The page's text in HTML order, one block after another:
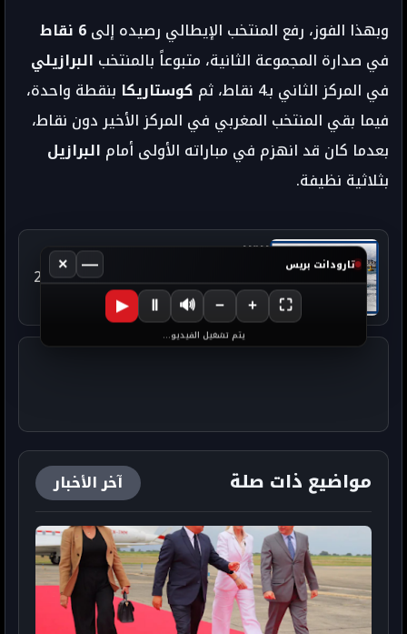
وبهذا الفوز، رفع المنتخب الإيطالي رصيده إلى6 نقاط
في صدارة المجموعة الثانية، متبوعاً بالمنتخب البرازيلي
في المركز الثاني بـ4 نقاط، ثم
كوستاريكا بنقطة واحدة،
فيما بقي المنتخب المغربي في المركز الأخير دون نقاط،
بعدما كان قد انهزم في مباراته الأولى أمام البرازيل
بثلاثية نظيفة.
التالي
📰 البحرية الفرنسية تحبط تهريب 2.4
طن من الكوكايين قبالة سواحل
ماديرا
مواضيع ذات صلة آخر الأخبار
تارودانت بريس —
×
▶ Ⅱ 🔊 − + ⛶
يتم تشغيل الفيديو...